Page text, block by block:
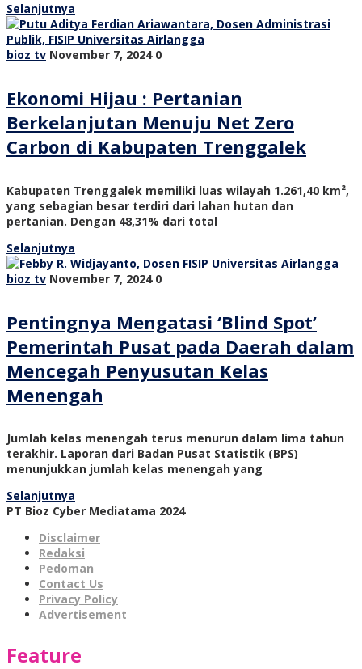
Selanjutnya
bioz tv November 7, 2024 0
Ekonomi Hijau : Pertanian
Berkelanjutan Menuju Net Zero
Carbon di Kabupaten Trenggalek
Kabupaten Trenggalek memiliki luas wilayah 1.261,40 km²,
yang sebagian besar terdiri dari lahan hutan dan
pertanian. Dengan 48,31% dari total
Selanjutnya
bioz tv November 7, 2024 0
Pentingnya Mengatasi ‘Blind Spot’
Pemerintah Pusat pada Daerah dalam
Mencegah Penyusutan Kelas
Menengah
Jumlah kelas menengah terus menurun dalam lima tahun
terakhir. Laporan dari Badan Pusat Statistik (BPS)
menunjukkan jumlah kelas menengah yang
Selanjutnya
PT Bioz Cyber Mediatama 2024
Disclaimer
Redaksi
Pedoman
Contact Us
Privacy Policy
Advertisement
Feature